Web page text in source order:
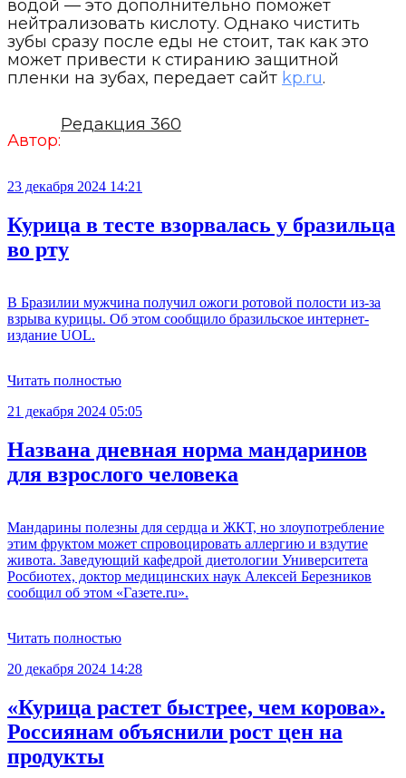
водой — это дополнительно поможет
нейтрализовать кислоту. Однако чистить
зубы сразу после еды не стоит, так как это
может привести к стиранию защитной
пленки на зубах, передает сайт kp.ru.
Автор:
Редакция 360
23 декабря 2024 14:21
Курица в тесте взорвалась у бразильца
во рту
В Бразилии мужчина получил ожоги ротовой полости из-за
взрыва курицы. Об этом сообщило бразильское интернет-
издание UOL.
Читать полностью
21 декабря 2024 05:05
Названа дневная норма мандаринов
для взрослого человека
Мандарины полезны для сердца и ЖКТ, но злоупотребление
этим фруктом может спровоцировать аллергию и вздутие
живота. Заведующий кафедрой диетологии Университета
Росбиотех, доктор медицинских наук Алексей Березников
сообщил об этом «Газете.ru».
Читать полностью
20 декабря 2024 14:28
«Курица растет быстрее, чем корова».
Россиянам объяснили рост цен на
продукты